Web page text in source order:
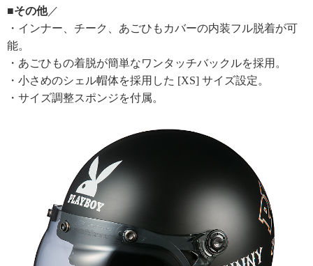
■その他／
・インナー、チーク、あごひもカバーの内装フル脱着が可
能。
・あごひもの着脱が簡単なワンタッチバックルを採用。
・小さめのシェル帽体を採用した [XS] サイズ設定。
・サイズ調整スポンジを付属。